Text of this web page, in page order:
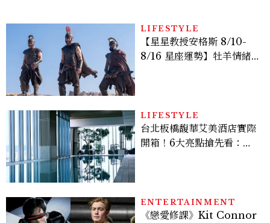
LIFESTYLE
【星星教授安格斯 8/10-
8/16 星座運勢】牡羊情緒
LIFESTYLE
台北板橋馥華艾美酒店實際
開箱！6大亮點搶先看：新
ENTERTAINMENT
《戀愛修課》Kit Connor